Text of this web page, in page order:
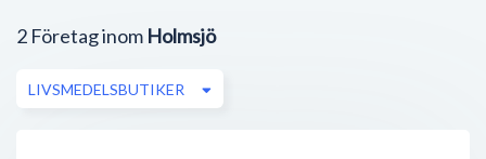
2 Företag inom Holmsjö
LIVSMEDELSBUTIKER